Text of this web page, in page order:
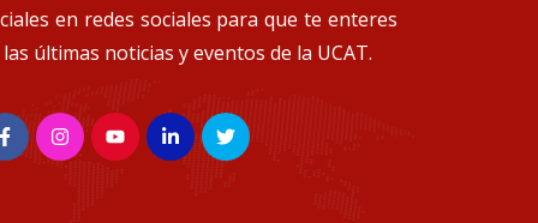
en redes sociales para que te enteres
últimas noticias y eventos de la UCAT.